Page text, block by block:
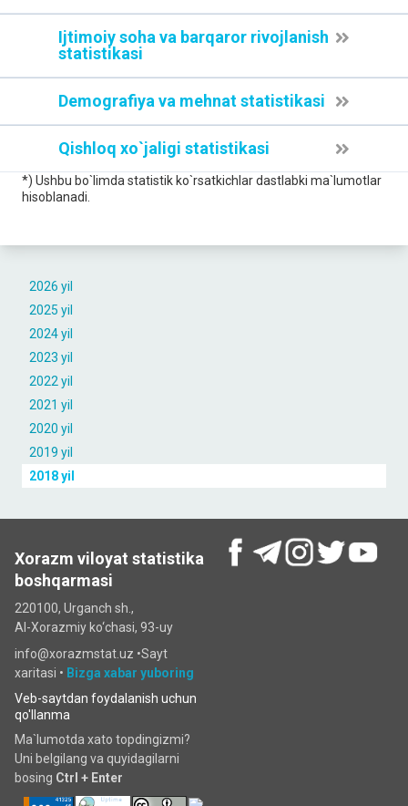
2026 yil
2025 yil
2024 yil
2023 yil
2022 yil
2021 yil
2020 yil
2019 yil
2018 yil
Ijtimoiy soha va barqaror rivojlanish
statistikasi
Demografiya va mehnat statistikasi
Qishloq xo`jaligi statistikasi
*) Ushbu bo`limda statistik ko`rsatkichlar dastlabki ma`lumotlar
hisoblanadi.
Xorazm viloyat statistika
boshqarmasi
220100, Urganch sh.,
Al-Xorazmiy ko‘chаsi, 93-uy
info@xorazmstat.uz •Sayt
xaritasi • Bizga xabar yuboring
Veb-saytdan foydalanish uchun
qo'llanma
Ma`lumotda xato topdingizmi?
Uni belgilang va quyidagilarni
bosing Ctrl + Enter